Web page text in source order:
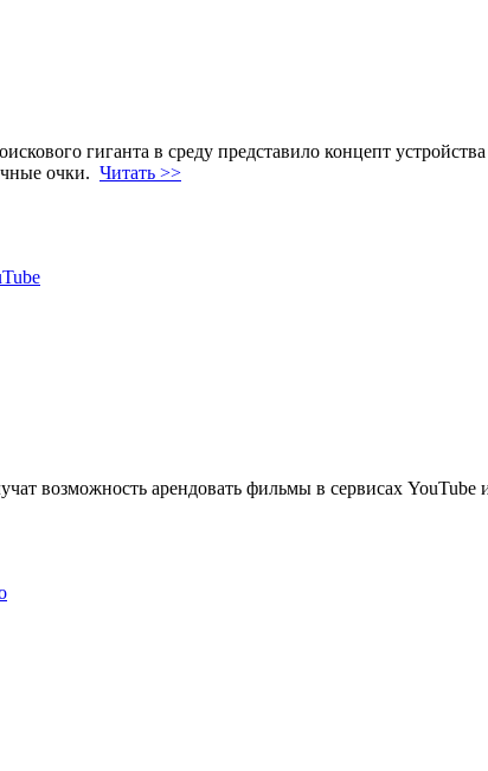
гиганта в среду представило концепт
очки. Читать >>
возможность арендовать фильмы в сервисах